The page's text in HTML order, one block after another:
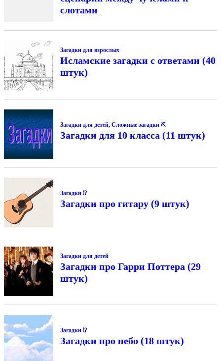
слотами
Загадки для взрослых
Исламские загадки с ответами (40
штук)
Загадки для детей, Сложные загадки ⛏
Загадки для 10 класса (11 штук)
Загадки ⁉
Загадки про гитару (9 штук)
Загадки для детей
Загадки про Гарри Поттера (29
штук)
Загадки ⁉
Загадки про небо (18 штук)